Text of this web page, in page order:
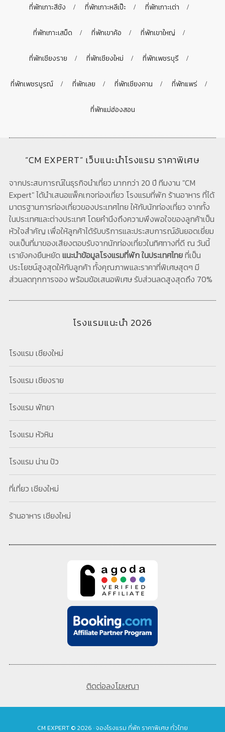
ที่พักเกาะสีชัง ที่พักเกาะหลีเป๊ะ ที่พักเกาะเต่า
ที่พักเกาะเสม็ด ที่พักเขาค้อ ที่พักเขาใหญ่
ที่พักเชียงราย ที่พักเชียงใหม่ ที่พักเพชรบุรี
ที่พักเพชรบูรณ์ ที่พักเลย ที่พักเชียงคาน ที่พักแพร่
ที่พักแม่ฮ่องสอน
“CM EXPERT” เว็บแนะนำโรงแรม ราคาพิเศษ
จากประสบการณ์ในธุรกิจนำเที่ยว มากกว่า 20 ปี ทีมงาน "CM
Expert" ได้นำเสนอแพ็คเกจท่องเที่ยว โรงแรมที่พัก ร้านอาหาร ที่ได้
มาตรฐานการท่องเที่ยวของประเทศไทย ให้กับนักท่องเที่ยว จากทั้ง
ในประเทศและต่างประเทศ โดยคำนึงถึงความพึงพอใจของลูกค้าเป็น
หัวใจสำคัญ เพื่อให้ลูกค้าได้รับบริการและประสบการณ์อันยอดเยี่ยม
จนเป็นที่มาของเสียงตอบรับจากนักท่องเที่ยวในทิศทางที่ดี ณ วันนี้
เรายังคงยืนหยัด แนะนำข้อมูลโรงแรมที่พัก ในประเทศไทยที่เป็น
ประโยชน์สูงสุดให้กับลูกค้า ทั้งคุณภาพและราคาที่พิเศษสุดๆ มี
ส่วนลดทุกการจอง พร้อมข้อเสนอพิเศษ รับส่วนลดสูงสุดถึง 70%
โรงแรมแนะนำ 2026
โรงแรม เชียงใหม่
โรงแรม เชียงราย
โรงแรม พัทยา
โรงแรม หัวหิน
โรงแรม น่าน ปัว
ที่เที่ยว เชียงใหม่
ร้านอาหาร เชียงใหม่
ติดต่อลงโฆษณา
CM EXPERT © 2026 · จองโรงแรม ที่พัก ราคาพิเศษ ทั่วไทย